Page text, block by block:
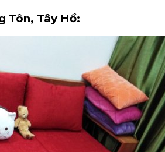
Tôn, Tây Hồ: